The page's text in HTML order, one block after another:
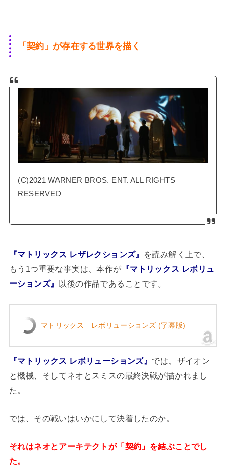
「契約」が存在する世界を描く
(C)2021 WARNER BROS. ENT. ALL RIGHTS
RESERVED
『マトリックス レザレクションズ』
を読み解く上で、
もう1つ重要な事実は、本作が 『マトリックス レボリュ
ーションズ』 以後の作品であることです。
マトリックス レボリューションズ (字幕版)
『マトリックス レボリューションズ』 では、ザイオン
と機械、そしてネオとスミスの最終決戦が描かれまし
た。
では、その戦いはいかにして決着したのか。
それはネオとアーキテクトが「契約」を結ぶことでし
た。